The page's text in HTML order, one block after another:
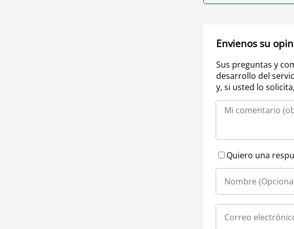
Envienos su
Sus preguntas y
desarrollo del
y, si usted lo
Quiero una